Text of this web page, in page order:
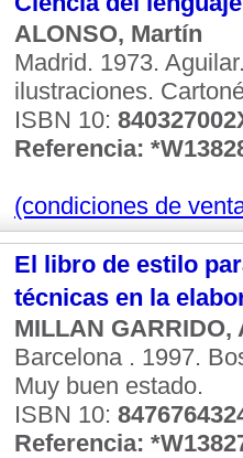
ALONSO, Martín
Madrid. 1973.
ilustraciones.
ISBN 10:
Referencia:
(condiciones de
El libro de estilo
técnicas en la
MILLAN GARRIDO,
Barcelona . 1997.
Muy buen estado.
ISBN 10:
Referencia: